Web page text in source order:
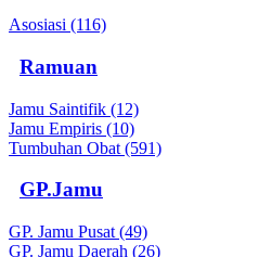
Asosiasi (116)
Ramuan
Jamu Saintifik (12)
Jamu Empiris (10)
Tumbuhan Obat (591)
GP.Jamu
GP. Jamu Pusat (49)
GP. Jamu Daerah (26)